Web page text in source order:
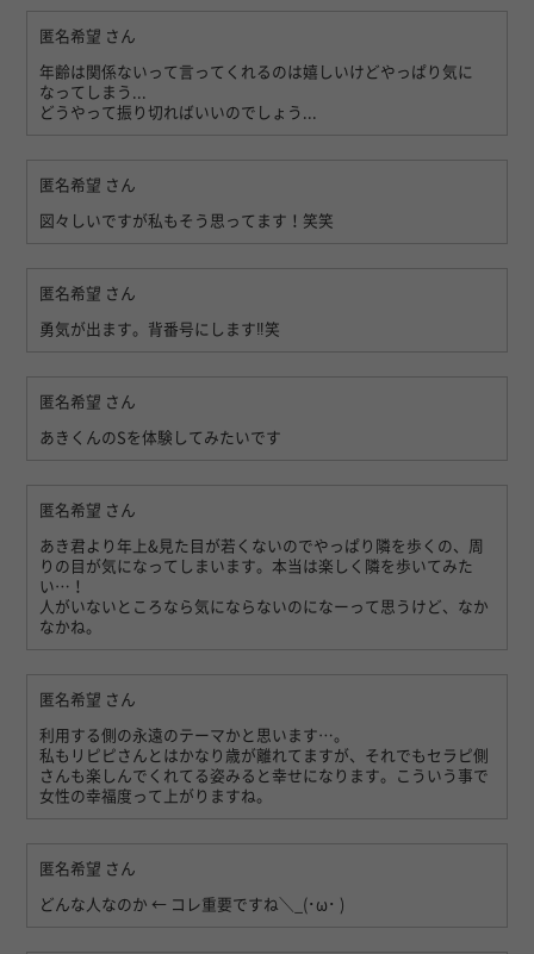
匿名希望 さん
年齢は関係ないって言ってくれるのは嬉しいけどやっぱり気に
なってしまう...
どうやって振り切ればいいのでしょう...
匿名希望 さん
図々しいですが私もそう思ってます！笑笑
匿名希望 さん
勇気が出ます。背番号にします‼︎笑
匿名希望 さん
あきくんのSを体験してみたいです
匿名希望 さん
あき君より年上&見た目が若くないのでやっぱり隣を歩くの、周
りの目が気になってしまいます。本当は楽しく隣を歩いてみた
い…！
人がいないところなら気にならないのになーって思うけど、なか
なかね。
匿名希望 さん
利用する側の永遠のテーマかと思います…。
私もリピピさんとはかなり歳が離れてますが、それでもセラピ側
さんも楽しんでくれてる姿みると幸せになります。こういう事で
女性の幸福度って上がりますね。
匿名希望 さん
どんな人なのか ← コレ重要ですね＼_(･ω･ )